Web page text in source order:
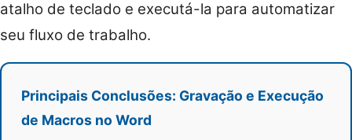
atalho de teclado e executá-la para automatizar
seu fluxo de trabalho.
Principais Conclusões: Gravação e Execução
de Macros no Word